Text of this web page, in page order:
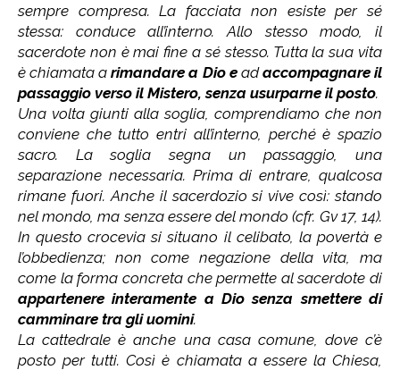
sempre compresa. La facciata non esiste per sé
stessa: conduce all’interno. Allo stesso modo, il
sacerdote non è mai fine a sé stesso. Tutta la sua vita
è chiamata arimandare a Dio e adaccompagnare il
passaggio verso il Mistero, senza usurparne il posto.
Una volta giunti alla soglia, comprendiamo che non
conviene che tutto entri all’interno, perché è spazio
sacro. La soglia segna un passaggio, una
separazione necessaria. Prima di entrare, qualcosa
rimane fuori. Anche il sacerdozio si vive così: stando
nel mondo, ma senza essere del mondo (cfr. Gv 17, 14).
In questo crocevia si situano il celibato, la povertà e
l’obbedienza; non come negazione della vita, ma
come la forma concreta che permette al sacerdote di
appartenere interamente a Dio senza smettere di
camminare tra gli uomini.
La cattedrale è anche una casa comune, dove c’è
posto per tutti. Così è chiamata a essere la Chiesa,